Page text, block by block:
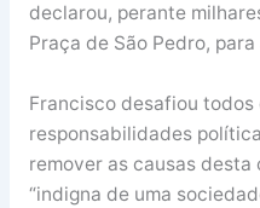
declarou, perante
Praça de São Pedro,
Francisco desafiou todos
responsabilidades
remover as causas desta
“indigna de uma